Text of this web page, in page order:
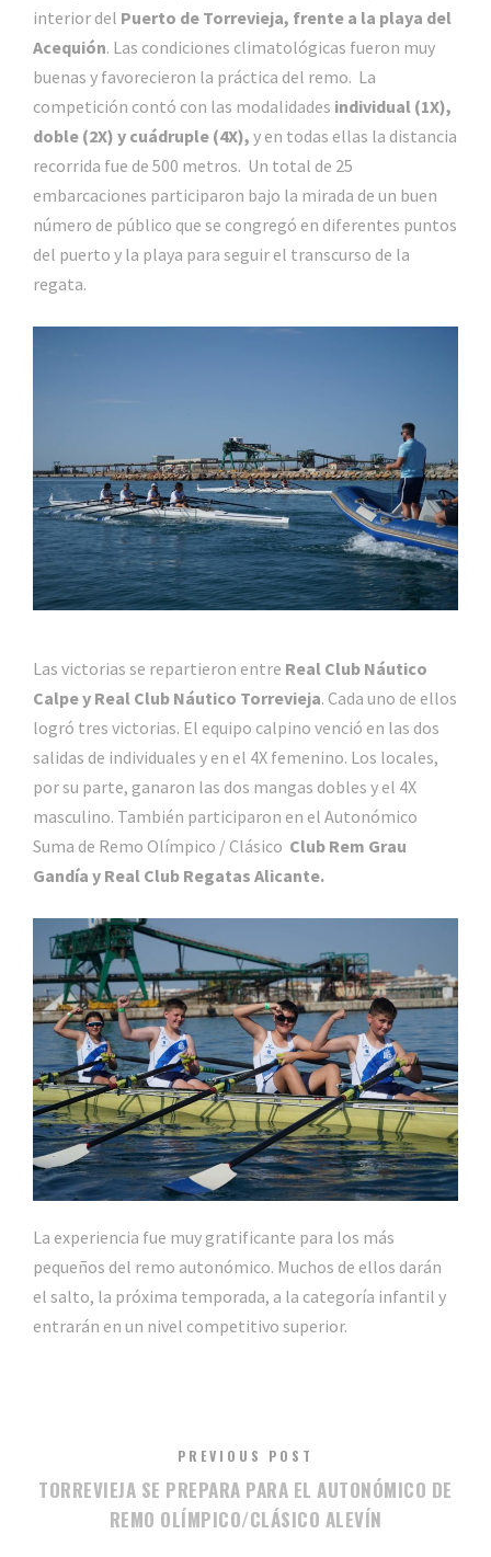
interior del Puerto de Torrevieja, frente a la playa del
Acequión. Las condiciones climatológicas fueron muy
buenas y favorecieron la práctica del remo. La
competición contó con las modalidades individual (1X),
doble (2X) y cuádruple (4X), y en todas ellas la distancia
recorrida fue de 500 metros. Un total de 25
embarcaciones participaron bajo la mirada de un buen
número de público que se congregó en diferentes puntos
del puerto y la playa para seguir el transcurso de la
regata.
Las victorias se repartieron entre Real Club Náutico
Calpe y Real Club Náutico Torrevieja. Cada uno de ellos
logró tres victorias. El equipo calpino venció en las dos
salidas de individuales y en el 4X femenino. Los locales,
por su parte, ganaron las dos mangas dobles y el 4X
masculino. También participaron en el Autonómico
Suma de Remo Olímpico / Clásico Club Rem Grau
Gandía y Real Club Regatas Alicante.
La experiencia fue muy gratificante para los más
pequeños del remo autonómico. Muchos de ellos darán
el salto, la próxima temporada, a la categoría infantil y
entrarán en un nivel competitivo superior.
PREVIOUS POST
TORREVIEJA SE PREPARA PARA EL AUTONÓMICO DE
REMO OLÍMPICO/CLÁSICO ALEVÍN